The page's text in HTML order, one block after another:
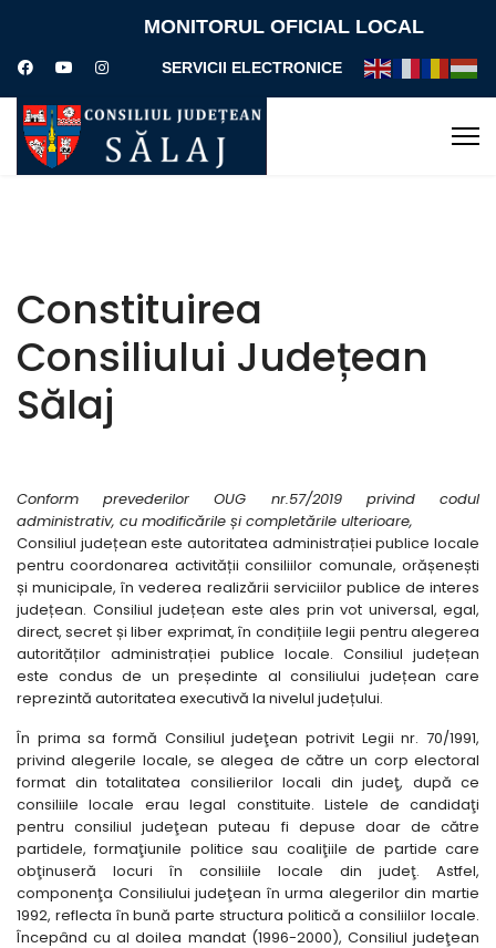
MONITORUL OFICIAL LOCAL
SERVICII ELECTRONICE
Constituirea
Consiliului Județean
Sălaj
Conform prevederilor OUG nr.57/2019 privind codul
administrativ, cu modificările și completările ulterioare,
Consiliul județean este autoritatea administrației publice locale
pentru coordonarea activității consiliilor comunale, orășenești
și municipale, în vederea realizării serviciilor publice de interes
județean. Consiliul județean este ales prin vot universal, egal,
direct, secret și liber exprimat, în condițiile legii pentru alegerea
autorităților administrației publice locale. Consiliul județean
este condus de un președinte al consiliului județean care
reprezintă autoritatea executivă la nivelul județului.
În prima sa formă Consiliul judeţean potrivit Legii nr. 70/1991,
privind alegerile locale, se alegea de către un corp electoral
format din totalitatea consilierilor locali din judeţ, după ce
consiliile locale erau legal constituite. Listele de candidaţi
pentru consiliul judeţean puteau fi depuse doar de către
partidele, formaţiunile politice sau coaliţiile de partide care
obţinuseră locuri în consiliile locale din judeţ. Astfel,
componenţa Consiliului judeţean în urma alegerilor din martie
1992, reflecta în bună parte structura politică a consiliilor locale.
Începând cu al doilea mandat (1996-2000), Consiliul judeţean